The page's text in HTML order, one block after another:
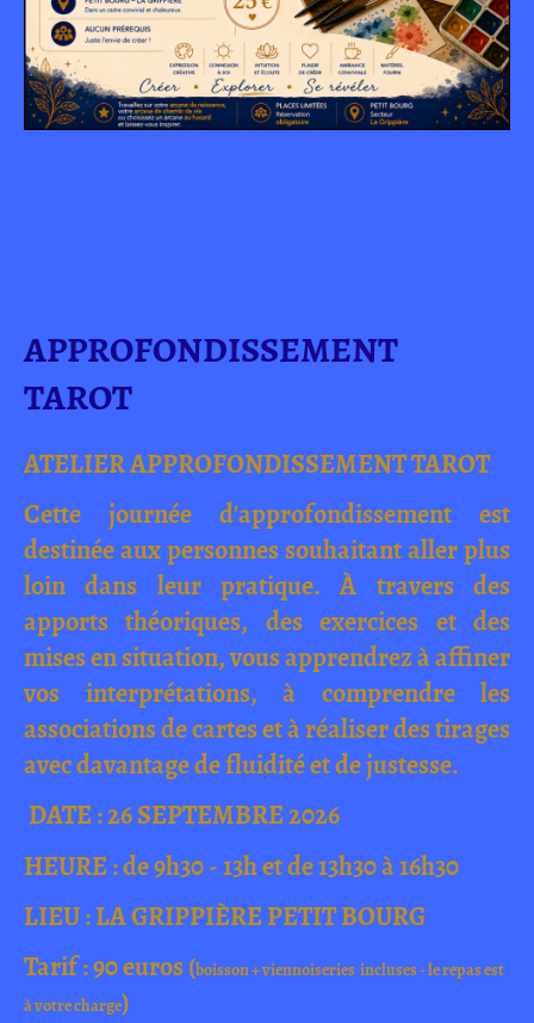
APPROFONDISSEMENT
TAROT
ATELIER APPROFONDISSEMENT TAROT
Cette journée d'approfondissement est
destinée aux personnes souhaitant aller plus
loin dans leur pratique. À travers des
apports théoriques, des exercices et des
mises en situation, vous apprendrez à affiner
vos interprétations, à comprendre les
associations de cartes et à réaliser des tirages
avec davantage de fluidité et de justesse.
DATE : 26 SEPTEMBRE 2026
HEURE : de 9h30 - 13h et de 13h30 à 16h30
LIEU : LA GRIPPIÈRE PETIT BOURG
Tarif : 90 euros (boisson + viennoiseries incluses - le repas est
à votre charge)